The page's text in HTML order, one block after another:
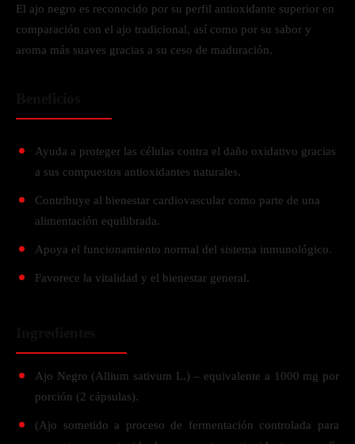
El ajo negro es reconocido por su perfil antioxidante superior en
comparación con el ajo tradicional, así como por su sabor y
aroma más suaves gracias a su ceso de maduración.
Ayuda a proteger las células contra el daño oxidativo gracias
a sus compuestos antioxidantes naturales.
Contribuye al bienestar cardiovascular como parte de una
alimentación equilibrada.
Apoya el funcionamiento normal del sistema inmunológico.
Favorece la vitalidad y el bienestar general.
Ajo Negro (Allium sativum L.) – equivalente a 1000 mg por
porción (2 cápsulas).
(Ajo sometido a proceso de fermentación controlada para